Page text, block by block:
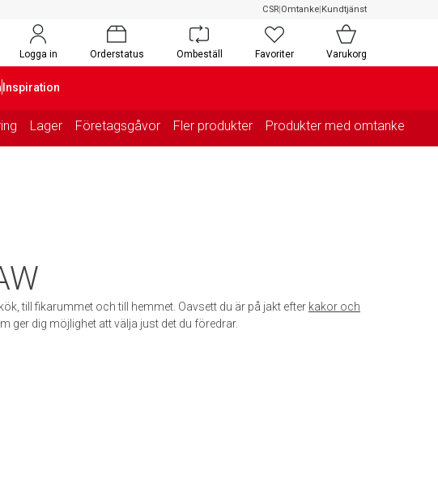
CSR|Omtanke|Kundtjänst
Logga in Orderstatus Ombeställ Favoriter Varukorg
Inspiration
Lager Företagsgåvor Fler produkter Produkter med omtanke
till fikarummet och till hemmet. Oavsett du är på jakt efter kakor och
ger dig möjlighet att välja just det du föredrar.